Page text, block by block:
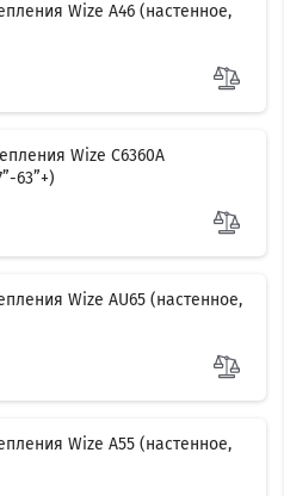
Wize A46 (настенное,
Wize C6360A
63”+)
Wize AU65 (настенное,
Wize A55 (настенное,